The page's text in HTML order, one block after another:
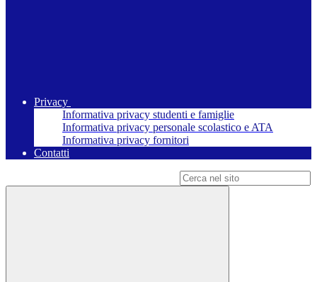
Privacy
Informativa privacy studenti e famiglie
Informativa privacy personale scolastico e ATA
Informativa privacy fornitori
Contatti